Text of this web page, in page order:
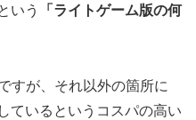
いう
「ライトゲーム版の何
すが、それ以外の箇所に
ているというコスパの高い